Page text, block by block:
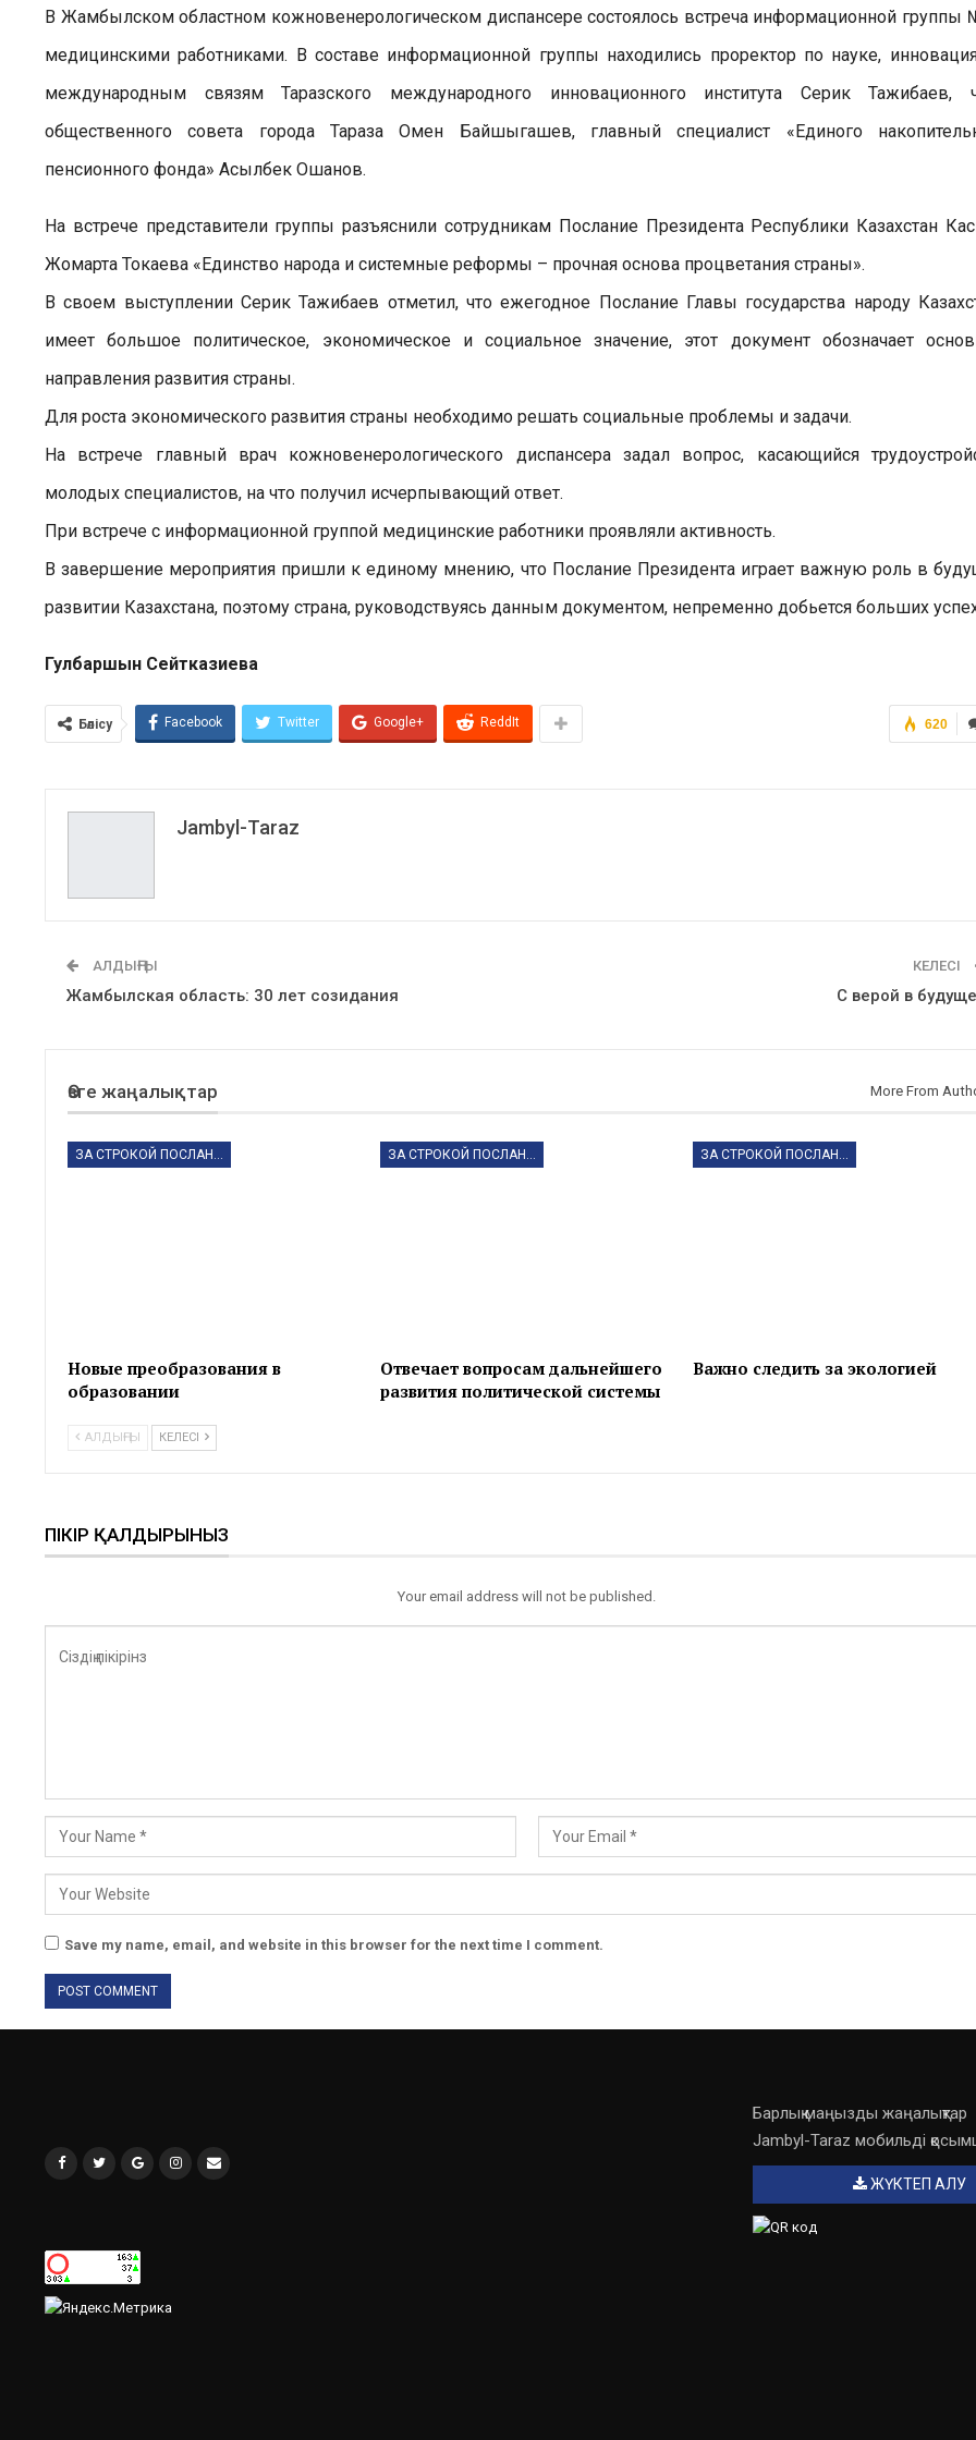
В Жамбылском областном кожновенерологическом диспансере состоялось встреча информационной группы
медицинскими работниками. В составе информационной группы находились проректор по науке,
международным связям Таразского международного инновационного института Серик Тажибаев,
общественного совета города Тараза Омен Байшыгашев, главный специалист «Единого
пенсионного фонда» Асылбек Ошанов.
На встрече представители группы разъяснили сотрудникам Послание Президента Республики Казахстан
Жомарта Токаева «Единство народа и системные реформы – прочная основа процветания страны».
В своем выступлении Серик Тажибаев отметил, что ежегодное Послание Главы государства народу
имеет большое политическое, экономическое и социальное значение, этот документ обозначает
направления развития страны.
Для роста экономического развития страны необходимо решать социальные проблемы и задачи.
На встрече главный врач кожновенерологического диспансера задал вопрос, касающийся
молодых специалистов, на что получил исчерпывающий ответ.
При встрече с информационной группой медицинские работники проявляли активность.
В завершение мероприятия пришли к единому мнению, что Послание Президента играет важную роль в
развитии Казахстана, поэтому страна, руководствуясь данным документом, непременно добьется больших
Гулбаршын Сейтказиева
620
Бөлісу Facebook Twitter Google+ ReddIt
Jambyl-Taraz
АЛДЫҢҒЫ
Жамбылская область: 30 лет созидания
КЕЛЕСІ
С верой в
Өзге жаңалықтар More From
ЗА СТРОКОЙ ПОСЛАНИЯ
Новые преобразования в
образовании
ЗА СТРОКОЙ ПОСЛАНИЯ
Отвечает вопросам дальнейшего
развития политической системы
ЗА СТРОКОЙ ПОСЛАНИЯ
Важно следить за экологией
АЛДЫҢҒЫ КЕЛЕСІ
ПІКІР ҚАЛДЫРЫНЫЗ
Your email address will not be published.
Save my name, email, and website in this browser for the next time I comment.
Барлық маңызды жаңалықтар
Jambyl-Taraz мобильді
ЖҮКТЕП АЛУ